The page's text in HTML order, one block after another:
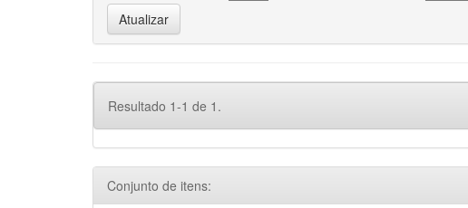
Resultado 1-1 de 1.
Conjunto de itens: